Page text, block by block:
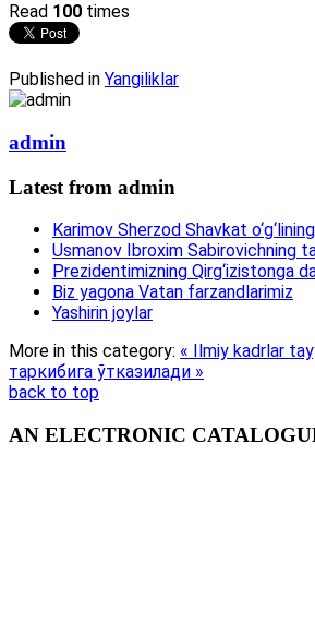
Read 100 times
Published in Yangiliklar
admin
Latest from admin
Karimov Sherzod Shavkat
Usmanov Ibroxim Sabirovichning
Prezidentimizning Qirg‘izistonga
Biz yagona Vatan farzandlarimiz
Yashirin joylar
More in this category: « Ilmiy kadrlar
таркибига ўтказилади »
back to top
AN ELECTRONIC